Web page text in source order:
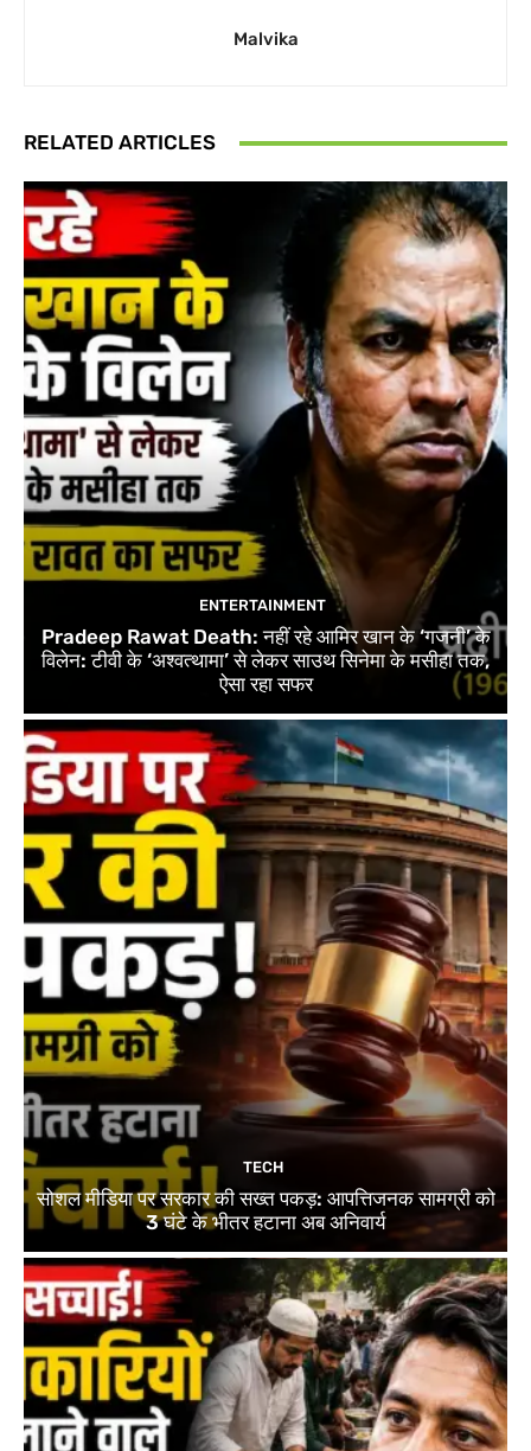
Malvika
RELATED ARTICLES
ENTERTAINMENT
Pradeep Rawat Death: नहीं रहे आमिर खान के ‘गजनी’ के
विलेन: टीवी के ‘अश्वत्थामा’ से लेकर साउथ सिनेमा के मसीहा तक,
ऐसा रहा सफर
TECH
सोशल मीडिया पर सरकार की सख्त पकड़: आपत्तिजनक सामग्री को
3 घंटे के भीतर हटाना अब अनिवार्य